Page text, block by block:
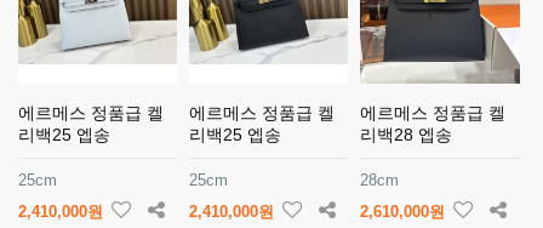
에르메스 정품급 켈
리백25 엡송
25cm
2,410,000원
에르메스 정품급 켈
리백25 엡송
25cm
2,410,000원
에르메스 정품급 켈
리백28 엡송
28cm
2,610,000원